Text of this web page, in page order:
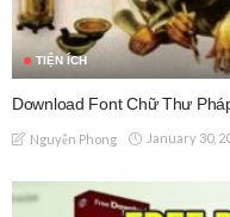
TIỆN ÍCH
Download Font Chữ Thư
Nguyễn Phong January 30,